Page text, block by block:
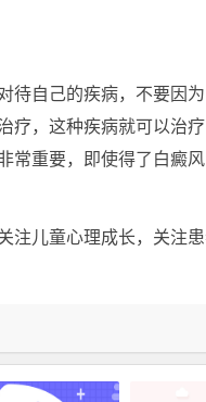
自己的疾病，不要因为
疗，这种疾病就可以治
常重要，即使得了白癜
注儿童心理成长，关注